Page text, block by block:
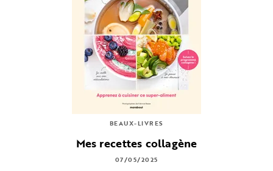
BEAUX-LIVRES
Mes recettes collagène
07/05/2025